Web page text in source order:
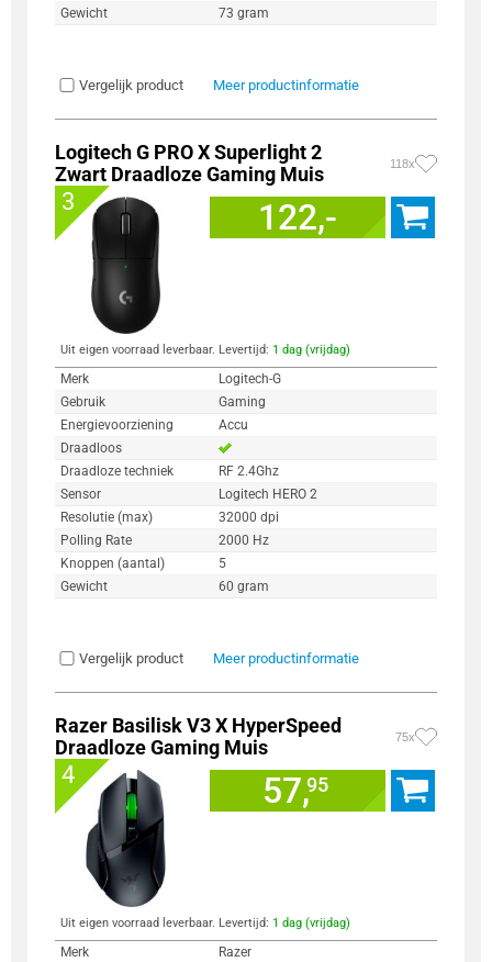
Gewicht
73 gram
Vergelijk product Meer productinformatie
Logitech G PRO X Superlight 2
Zwart Draadloze Gaming Muis
118x
3 122,-
Uit eigen voorraad leverbaar. Levertijd: 1 dag (vrijdag)
Merk
Logitech-G
Gebruik
Gaming
Energievoorziening
Accu
Draadloos
Draadloze techniek
RF 2.4Ghz
Sensor
Logitech HERO 2
Resolutie (max)
32000 dpi
Polling Rate
2000 Hz
Knoppen (aantal)
5
Gewicht
60 gram
Vergelijk product Meer productinformatie
Razer Basilisk V3 X HyperSpeed
Draadloze Gaming Muis
75x
4 57,95
Uit eigen voorraad leverbaar. Levertijd: 1 dag (vrijdag)
Merk
Razer